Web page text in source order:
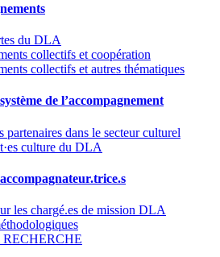
du DLA
collectifs et coopération
collectifs et autres thématiques
de l’accompagnement
partenaires dans le secteur culturel
culture du DLA
les chargé.es de mission DLA